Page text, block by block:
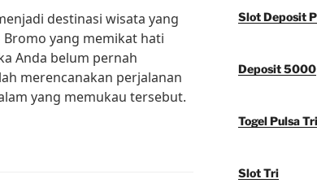
destinasi wisata yang
yang memikat hati
Anda belum pernah
merencanakan perjalanan
yang memukau tersebut.
Slot Deposit
Deposit 5000
Togel Pulsa Tri
Slot Tri